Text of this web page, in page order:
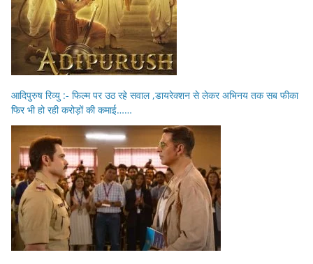
आदिपुरुष रिव्यु :- फिल्म पर उठ रहे सवाल ,डायरेक्शन से लेकर अभिनय तक सब फीका
फिर भी हो रही करोड़ों की कमाई……